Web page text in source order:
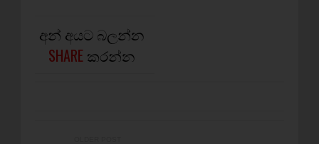
අන් අයට බලන්න
SHARE කරන්න